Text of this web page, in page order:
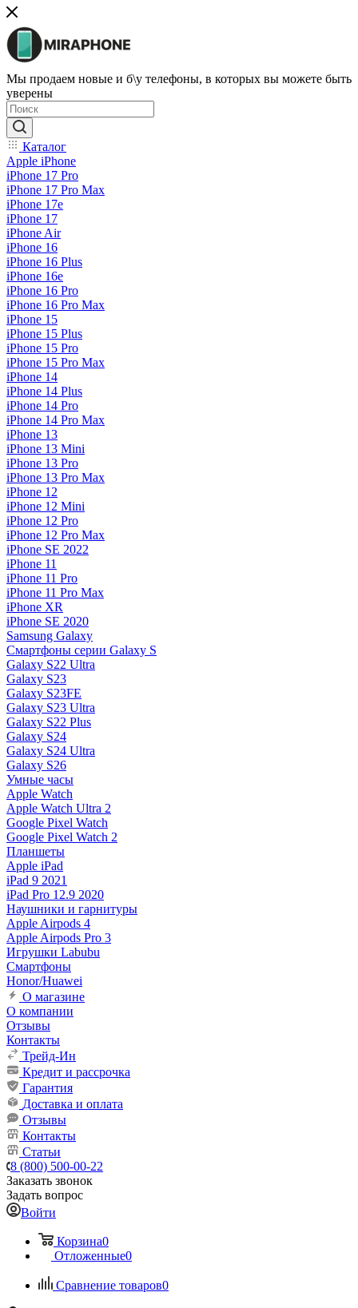
Мы продаем новые и б\у телефоны, в которых вы можете быть
уверены
Каталог
Apple iPhone
iPhone 17 Pro
iPhone 17 Pro Max
iPhone 17e
iPhone 17
iPhone Air
iPhone 16
iPhone 16 Plus
iPhone 16e
iPhone 16 Pro
iPhone 16 Pro Max
iPhone 15
iPhone 15 Plus
iPhone 15 Pro
iPhone 15 Pro Max
iPhone 14
iPhone 14 Plus
iPhone 14 Pro
iPhone 14 Pro Max
iPhone 13
iPhone 13 Mini
iPhone 13 Pro
iPhone 13 Pro Max
iPhone 12
iPhone 12 Mini
iPhone 12 Pro
iPhone 12 Pro Max
iPhone SE 2022
iPhone 11
iPhone 11 Pro
iPhone 11 Pro Max
iPhone XR
iPhone SE 2020
Samsung Galaxy
Смартфоны серии Galaxy S
Galaxy S22 Ultra
Galaxy S23
Galaxy S23FE
Galaxy S23 Ultra
Galaxy S22 Plus
Galaxy S24
Galaxy S24 Ultra
Galaxy S26
Умные часы
Apple Watch
Apple Watch Ultra 2
Google Pixel Watch
Google Pixel Watch 2
Планшеты
Apple iPad
iPad 9 2021
iPad Pro 12.9 2020
Наушники и гарнитуры
Apple Airpods 4
Apple Airpods Pro 3
Игрушки Labubu
Смартфоны
Honor/Huawei
О магазине
О компании
Отзывы
Контакты
Трейд-Ин
Кредит и рассрочка
Гарантия
Доставка и оплата
Отзывы
Контакты
Статьи
8 (800) 500-00-22
Заказать звонок
Задать вопрос
Войти
Корзина0
Отложенные0
Сравнение товаров0